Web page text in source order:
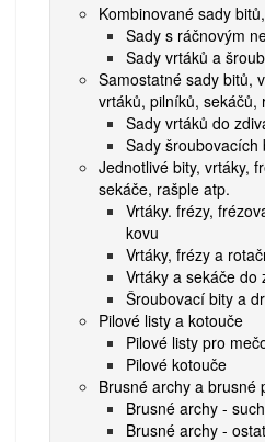
Kombinované sady
Sady s ráčnovým
Sady vrtáků a
Samostatné sady bitů,
vrtáků, pilníků, sekáčů,
Sady vrtáků do
Sady šroubovacích
Jednotlivé bity, vrtáky,
sekáče, rašple atp.
Vrtáky. frézy,
kovu
Vrtáky, frézy a
Vrtáky a sekáče do
Šroubovací bity a
Pilové listy a kotouče
Pilové listy pro
Pilové kotouče
Brusné archy a brusné
Brusné archy -
Brusné archy -